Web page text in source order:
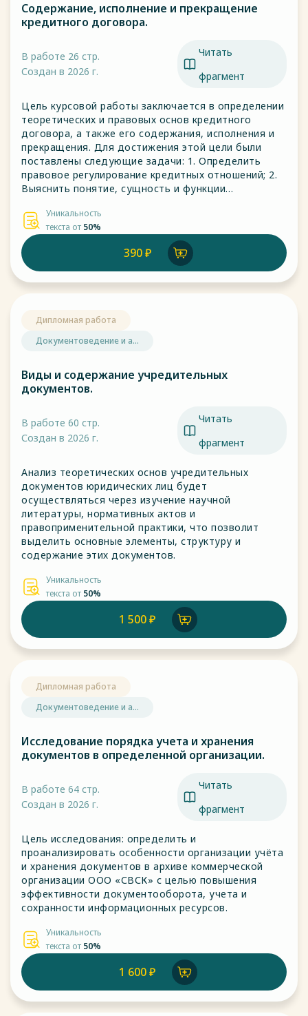
Содержание, исполнение и прекращение
кредитного договора.
В работе 26 стр.
Создан в 2026 г.
Читать
фрагмент
Цель курсовой работы заключается в определении
теоретических и правовых основ кредитного
договора, а также его содержания, исполнения и
прекращения. Для достижения этой цели были
поставлены следующие задачи: 1. Определить
правовое регулирование кредитных отношений; 2.
Выяснить понятие, сущность и функции
кредитного договора;
Уникальность
текста от 50%
390 ₽
Дипломная работа
Документоведение и а...
Виды и содержание учредительных
документов.
В работе 60 стр.
Создан в 2026 г.
Читать
фрагмент
Анализ теоретических основ учредительных
документов юридических лиц будет
осуществляться через изучение научной
литературы, нормативных актов и
правоприменительной практики, что позволит
выделить основные элементы, структуру и
содержание этих документов.
Уникальность
текста от 50%
1 500 ₽
Дипломная работа
Документоведение и а...
Исследование порядка учета и хранения
документов в определенной организации.
В работе 64 стр.
Создан в 2026 г.
Читать
фрагмент
Цель исследования: определить и
проанализировать особенности организации учёта
и хранения документов в архиве коммерческой
организации ООО «СВСК» с целью повышения
эффективности документооборота, учета и
сохранности информационных ресурсов.
Уникальность
текста от 50%
1 600 ₽